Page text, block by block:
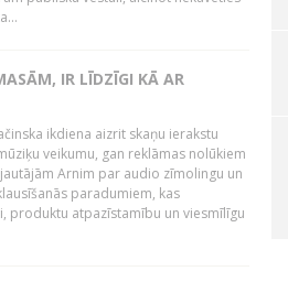
IR LĪDZĪGI KĀ AR
ikdiena aizrit skaņu ierakstu
veikumu, gan reklāmas nolūkiem
Arnim par audio zīmolingu un
paradumiem, kas
produktu atpazīstamību un viesmīlīgu